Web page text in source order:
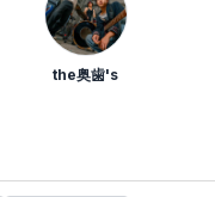
the奥歯's